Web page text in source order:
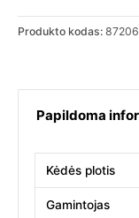
Produkto kodas:
Papildoma
Kėdės plotis
Gamintojas